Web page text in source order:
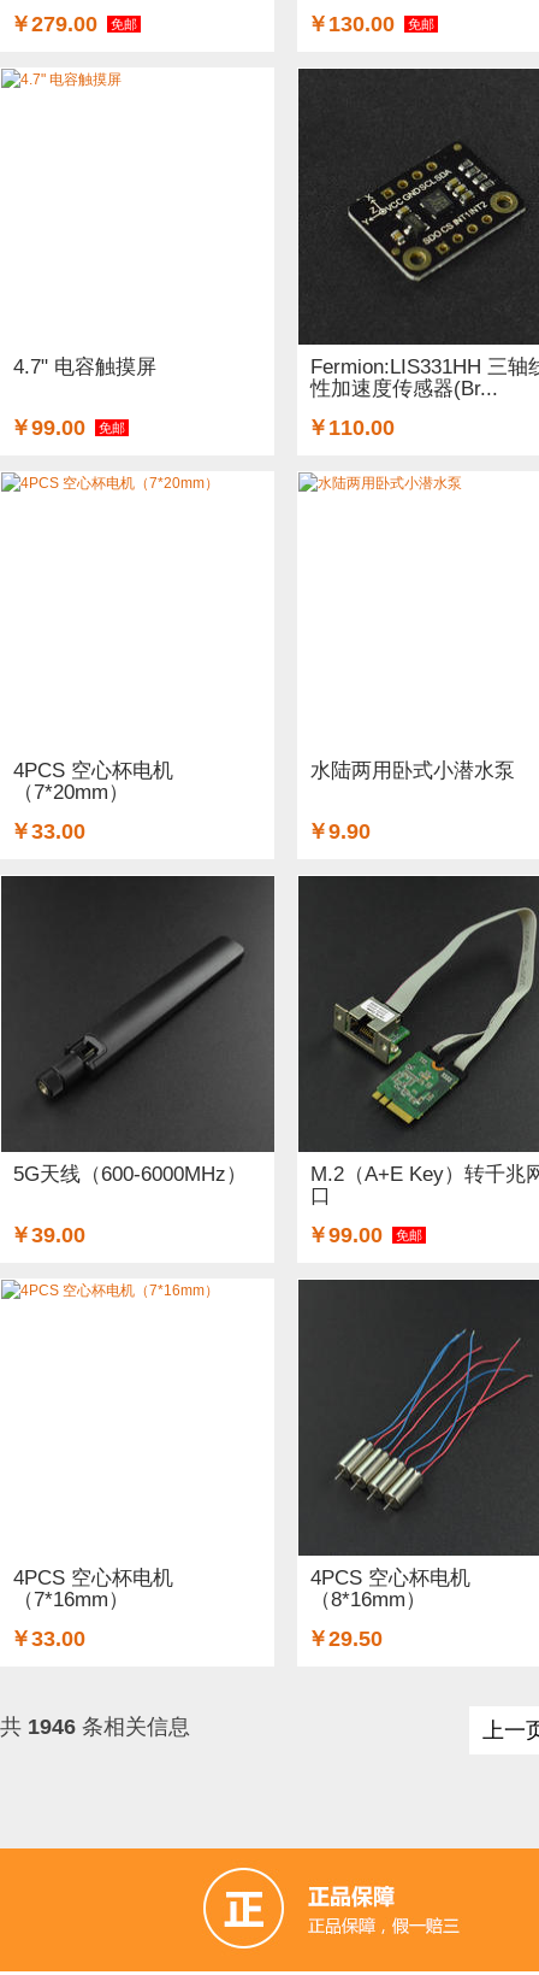
￥279.00 免邮 ￥130.00 免邮
4.7" 电容触摸屏
￥99.00 免邮
Fermion:LIS331HH 三轴
性加速度传感器(Br...
￥110.00
4PCS 空心杯电机
（7*20mm）
￥33.00
水陆两用卧式小潜水泵
￥9.90
5G天线（600-6000MHz）
￥39.00
M.2（A+E Key）转千兆
口
￥99.00 免邮
4PCS 空心杯电机
（7*16mm）
￥33.00
4PCS 空心杯电机
（8*16mm）
￥29.50
共 1946 条相关信息 上一